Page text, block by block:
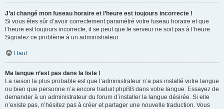
J’ai changé mon fuseau horaire et l’heure est toujours incorrecte !
Si vous êtes sûr d’avoir correctement paramétré votre fuseau horaire et que
l’heure est toujours incorrecte, il se peut que le serveur ne soit pas à l’heure.
Signalez ce problème à un administrateur.
Haut
Ma langue n’est pas dans la liste !
La raison la plus probable est que l’administrateur n’a pas installé votre langue
ou bien que personne n’a encore traduit phpBB dans votre langue. Essayez de
demander à un administrateur du forum d’installer la langue désirée. Si elle
n’existe pas, n’hésitez pas à créer et partager une nouvelle traduction. Vous